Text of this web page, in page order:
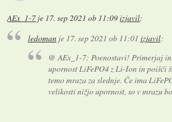
AEx_1-7 je 17. sep 2021 ob 11:09izjavil:
ledomanje 17. sep 2021 ob 11:01 izjavil:
@ AEx_1-7: Poenostavi! Primerjaj
upornost LiFePO4 z Li-Ion in poišči
temo mraza za slednje. Če ima
velikosti nižjo upornost, so v mrazu